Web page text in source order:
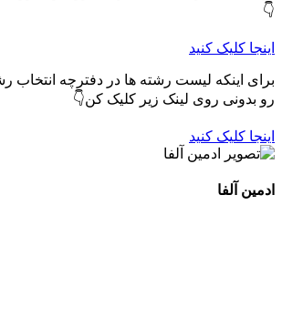
👇
اینجا کلیک کنید
برای اینکه لیست رشته ها در دفترچه انتخاب
رو بدونی روی لینک زیر کلیک کن👇
اینجا کلیک کنید
ادمین آلفا